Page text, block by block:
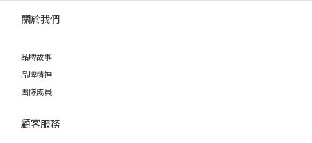
關於我們
品牌故事
品牌精神
團隊成員
顧客服務